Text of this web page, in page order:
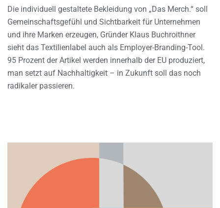
Die individuell gestaltete Bekleidung von „Das Merch.“ soll
Gemeinschaftsgefühl und Sichtbarkeit für Unternehmen
und ihre Marken erzeugen, Gründer Klaus Buchroithner
sieht das Textilienlabel auch als Employer-Branding-Tool.
95 Prozent der Artikel werden innerhalb der EU produziert,
man setzt auf Nachhaltigkeit – in Zukunft soll das noch
radikaler passieren.